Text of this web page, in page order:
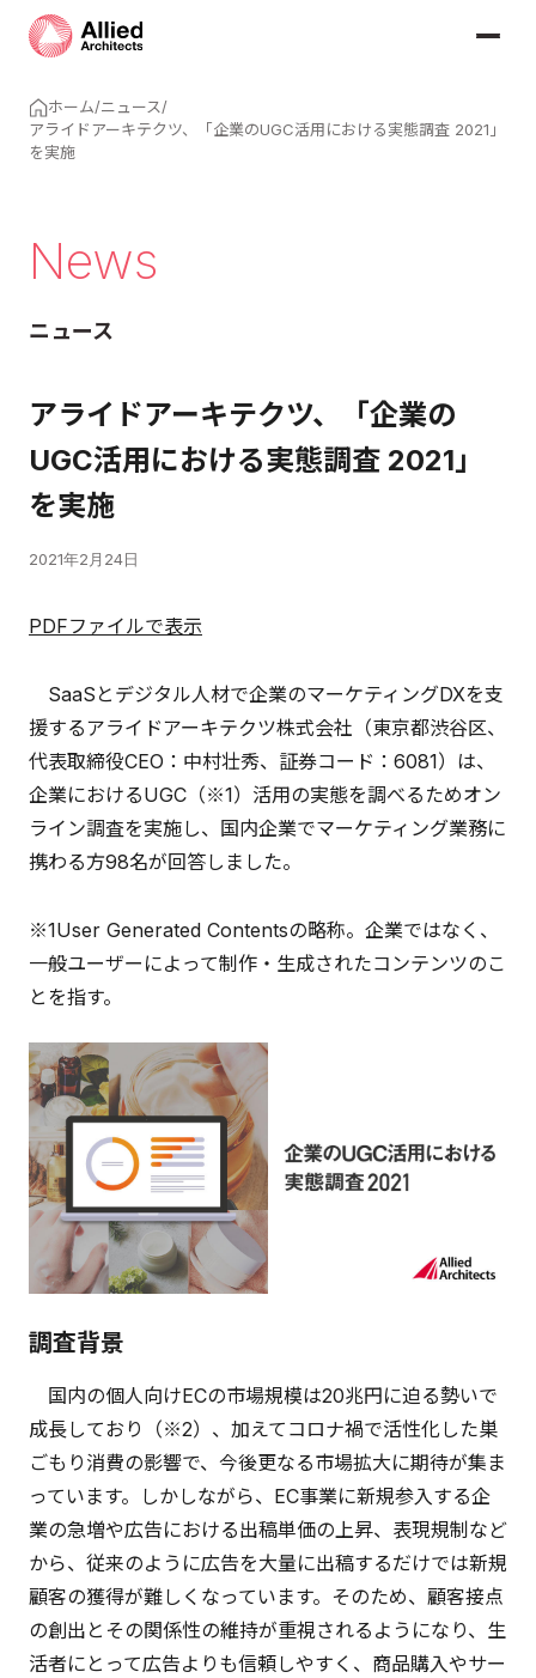
ホーム/ニュース/
アライドアーキテクツ、「企業のUGC活用における実態調査 2021」
を実施
News
ニュース
アライドアーキテクツ、「企業の
UGC活用における実態調査 2021」
を実施
2021年2月24日
PDFファイルで表示
SaaSとデジタル人材で企業のマーケティングDXを支
援するアライドアーキテクツ株式会社（東京都渋谷区、
代表取締役CEO：中村壮秀、証券コード：6081）は、
企業におけるUGC（※1）活用の実態を調べるためオン
ライン調査を実施し、国内企業でマーケティング業務に
携わる方98名が回答しました。
※1User Generated Contentsの略称。企業ではなく、
一般ユーザーによって制作・生成されたコンテンツのこ
とを指す。
調査背景
国内の個人向けECの市場規模は20兆円に迫る勢いで
成長しており（※2）、加えてコロナ禍で活性化した巣
ごもり消費の影響で、今後更なる市場拡大に期待が集ま
っています。しかしながら、EC事業に新規参入する企
業の急増や広告における出稿単価の上昇、表現規制など
から、従来のように広告を大量に出稿するだけでは新規
顧客の獲得が難しくなっています。そのため、顧客接点
の創出とその関係性の維持が重視されるようになり、生
活者にとって広告よりも信頼しやすく、商品購入やサー